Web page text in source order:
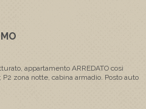
appartamento ARREDATO così
zona notte, cabina armadio. Posto auto